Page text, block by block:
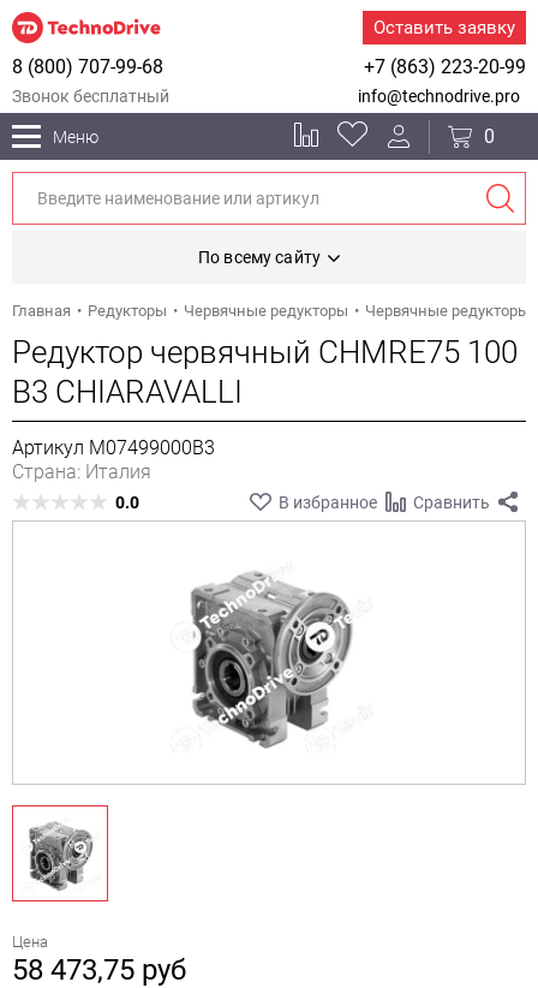
Оставить заявку
+7 (863) 223-20-99
8 (800) 707-99-68
Звонок бесплатный info@technodrive.pro
Меню 0
По всему сайту
Главная Редукторы Червячные редукторы Червячные редукторы
Редуктор червячный CHMRE75 100
B3 CHIARAVALLI
Артикул M07499000B3
Страна: Италия
0.0 В избранное Сравнить
Цена
58 473,75 руб